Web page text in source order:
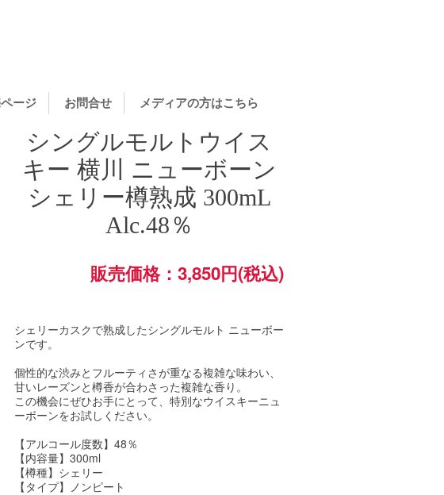
ージ お問合せ メディアの方はこちら
シングルモルトウイス
キー 横川 ニューボーン
シェリー樽熟成 300mL
Alc.48％
販売価格：3,850円(税込)
シェリーカスクで熟成したシングルモルト ニューボー
ンです。
個性的な渋みとフルーティさが重なる複雑な味わい、
甘いレーズンと樽香が合わさった複雑な香り。
この機会にぜひお手にとって、特別なウイスキーニュ
ーボーンをお試しください。
【アルコール度数】48％
【内容量】300ml
【樽種】シェリー
【タイプ】ノンピート